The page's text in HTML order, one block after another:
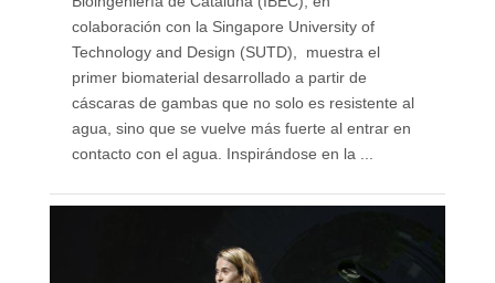
colaboración con la Singapore University of
Technology and Design (SUTD), muestra el
primer biomaterial desarrollado a partir de
cáscaras de gambas que no solo es resistente al
agua, sino que se vuelve más fuerte al entrar en
contacto con el agua. Inspirándose en la ...